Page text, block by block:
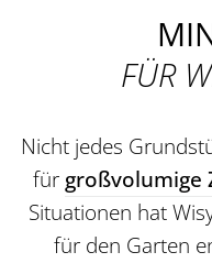
FÜR
Nicht jedes
für großvolumige
Situationen hat
für den Garten